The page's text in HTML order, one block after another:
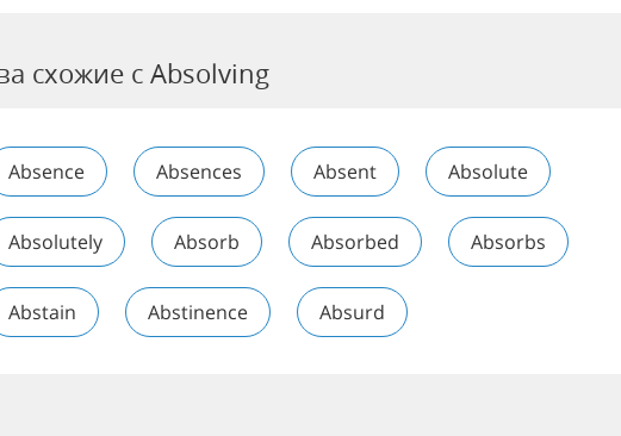
схожие с Absolving
Absence Absences Absent Absolute
Absolutely Absorb Absorbed Absorbs
Abstain Abstinence Absurd